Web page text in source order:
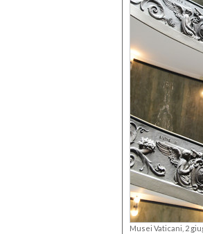
Musei Vaticani, 2